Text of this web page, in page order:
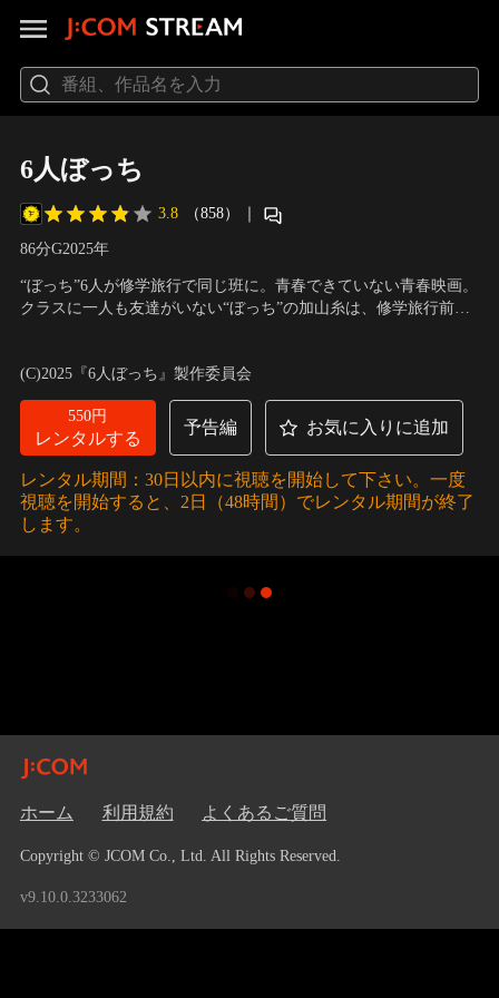
6人ぼっち
3.8 （858） ｜
86分G2025年
“ぼっち”6人が修学旅行で同じ班に。青春できていない青春映画。
クラスに一人も友達がいない“ぼっち”の加山糸は、修学旅行前の
う。
(C)2025『6人ぼっち』製作委員会
550円
レンタルする
予告編 お気に入りに追加
レンタル期間：30日以内に視聴を開始して下さい。一度
視聴を開始すると、2日（48時間）でレンタル期間が終了
します。
ホーム 利用規約 よくあるご質問
Copyright © JCOM Co., Ltd. All Rights Reserved.
v9.10.0.3233062